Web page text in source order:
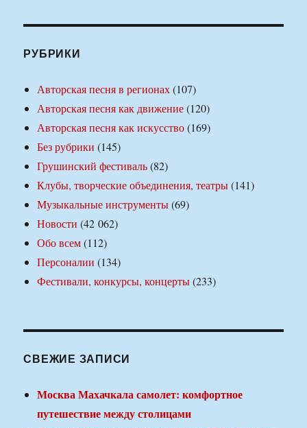
РУБРИКИ
Авторская песня в регионах(107)
Авторская песня как движение(120)
Авторская песня как искусство(169)
Без рубрики (145)
Грушинский фестиваль(82)
Клубы, творческие объединения, театры(141)
Музыкальные инструменты(69)
Новости (42 062)
Обо всем(112)
Персоналии (134)
Фестивали, конкурсы, концерты(233)
СВЕЖИЕ ЗАПИСИ
Москва Махачкала самолет: комфортное
путешествие между столицами